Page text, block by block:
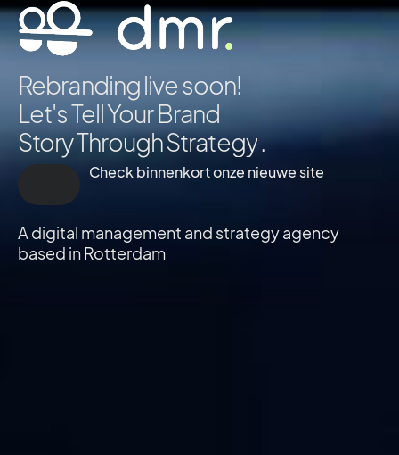
Rebranding live soon!
Let's Tell Your Brand
Story ThroughStrategy .
Check binnenkort onze nieuwe site
A digital management and strategy agency
based in Rotterdam